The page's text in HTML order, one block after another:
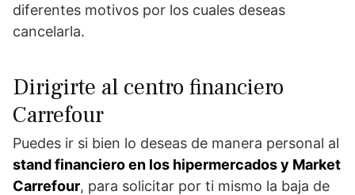
diferentes motivos por los cuales deseas
cancelarla.
Dirigirte al centro financiero
Carrefour
Puedes ir si bien lo deseas de manera personal al
stand financiero en los hipermercados y Market
Carrefour, para solicitar por ti mismo la baja de